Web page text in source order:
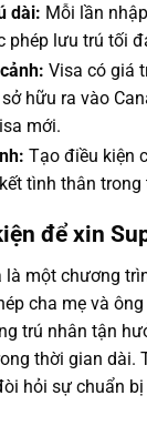
dài: Mỗi lần
phép lưu trú tối
Visa có giá
hữu ra vào
mới.
Tạo điều kiện
tình thân trong
để xin
là một chương
cha mẹ và
trú nhân tận
thời gian dài.
hỏi sự chuẩn